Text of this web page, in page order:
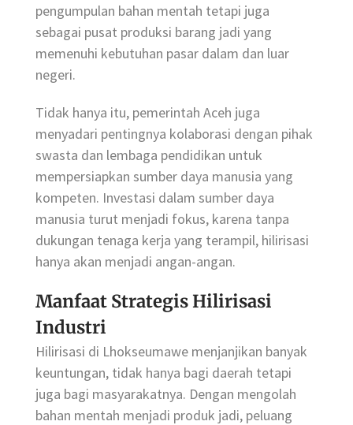
pengumpulan bahan mentah tetapi juga
sebagai pusat produksi barang jadi yang
memenuhi kebutuhan pasar dalam dan luar
negeri.
Tidak hanya itu, pemerintah Aceh juga
menyadari pentingnya kolaborasi dengan pihak
swasta dan lembaga pendidikan untuk
mempersiapkan sumber daya manusia yang
kompeten. Investasi dalam sumber daya
manusia turut menjadi fokus, karena tanpa
dukungan tenaga kerja yang terampil, hilirisasi
hanya akan menjadi angan-angan.
Manfaat Strategis Hilirisasi
Industri
Hilirisasi di Lhokseumawe menjanjikan banyak
keuntungan, tidak hanya bagi daerah tetapi
juga bagi masyarakatnya. Dengan mengolah
bahan mentah menjadi produk jadi, peluang